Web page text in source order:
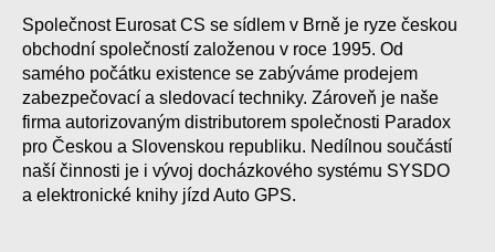
Společnost Eurosat CS se sídlem v Brně je ryze českou
obchodní společností založenou v roce 1995. Od
samého počátku existence se zabýváme prodejem
zabezpečovací a sledovací techniky. Zároveň je naše
firma autorizovaným distributorem společnosti Paradox
pro Českou a Slovenskou republiku. Nedílnou součástí
naší činnosti je i vývoj docházkového systému SYSDO
a elektronické knihy jízd Auto GPS.